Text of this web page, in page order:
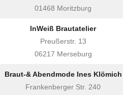
01468 Moritzburg
InWeiß Brautatelier
Preußerstr. 13
06217 Merseburg
Braut-& Abendmode Ines Klömich
Frankenberger Str. 240